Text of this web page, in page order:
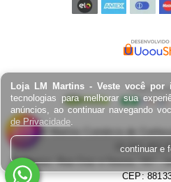
Loja LM Martins - Veste você por
tecnologias para melhorar sua
anúncios, ao continuar navegando
de Privacidade
continuar e
Endereço: Rua Cruz e Souza, 767 -
CEP: